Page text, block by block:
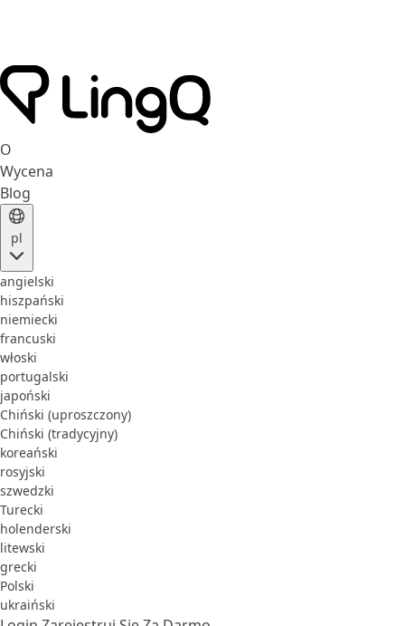
O
Wycena
Blog
pl
angielski
hiszpański
niemiecki
francuski
włoski
portugalski
japoński
Chiński (uproszczony)
Chiński (tradycyjny)
koreański
rosyjski
szwedzki
Turecki
holenderski
litewski
grecki
Polski
ukraiński